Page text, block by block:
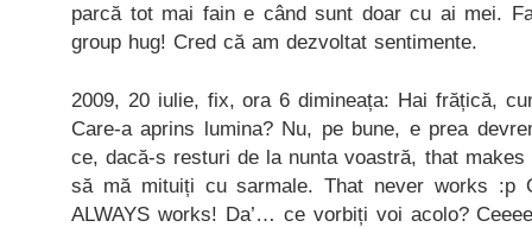
parcă tot mai fain e când sunt doar cu ai mei.
group hug! Cred că am dezvoltat sentimente.
2009, 20 iulie, fix, ora 6 dimineața: Hai frățică,
Care-a aprins lumina? Nu, pe bune, e prea
ce, dacă-s resturi de la nunta voastră, that
să mă mituiți cu sarmale. That never works :p
ALWAYS works! Da’… ce vorbiți voi acolo?